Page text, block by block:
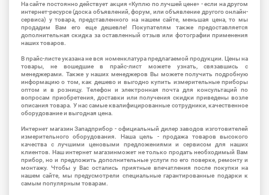
На сайте постоянно действует акция «Куплю по лучшей цене» - если на другом
интернет-ресурсе (доска объявлений, форум, или объявление другого онлайн-
сервиса) у товара, представленного на нашем сайте, меньшая цена, то мы
продадим Вам его еще дешевле! Покупателям также предоставляется
дополнительная скидка за оставленный отзыв или фотографии применения
наших товаров.
В прайс-листе указана не вся номенклатура предлагаемой продукции. Цены на
товары, не вошедшие в прайс-лист можете узнать, связавшись с
менеджерами. Также у наших менеджеров Вы можете получить подробную
информацию о том, как дешево и выгодно купить измерительные приборы
оптом и в розницу. Телефон и электронная почта для консультаций по
вопросам приобретения, доставки или получения скидки приведены возле
описания товара. У нас самые квалифицированные сотрудники, качественное
оборудование и выгодная цена.
Интернет магазин Западприбор - официальный дилер заводов изготовителей
измерительного оборудования. Наша цель - продажа товаров высокого
качества с лучшими ценовыми предложениями и сервисом для наших
клиентов. Наш интернет магазинможет не только продать необходимый Вам
прибор, но и предложить дополнительные услуги по его поверке, ремонту и
монтажу. Чтобы у Вас остались приятные впечатления после покупки на
нашем сайте, мы предусмотрели специальные гарантированные подарки к
самым популярным товарам.